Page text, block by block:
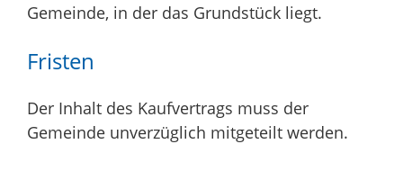
Gemeinde, in der das Grundstück liegt.
Fristen
Der Inhalt des Kaufvertrags muss der
Gemeinde unverzüglich mitgeteilt werden.